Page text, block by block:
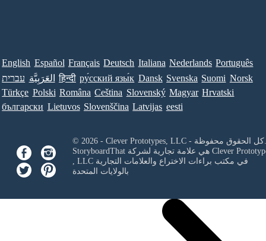
English Español Français Deutsch Italiana Nederlands Português
עברית العَرَبِيَّة हिन्दी ру́сский язы́к Dansk Svenska Suomi Norsk
Türkçe Polski Româna Ceština Slovenský Magyar Hrvatski
български Lietuvos Slovenščina Latvijas eesti
© 2026 - Clever Prototypes, LLC - كل الحقوق محفوظة.
StoryboardThat هي علامة تجارية لشركة Clever
, LLCفي مكتب براءات الاختراع والعلامات التجارية
بالولايات المتحدة